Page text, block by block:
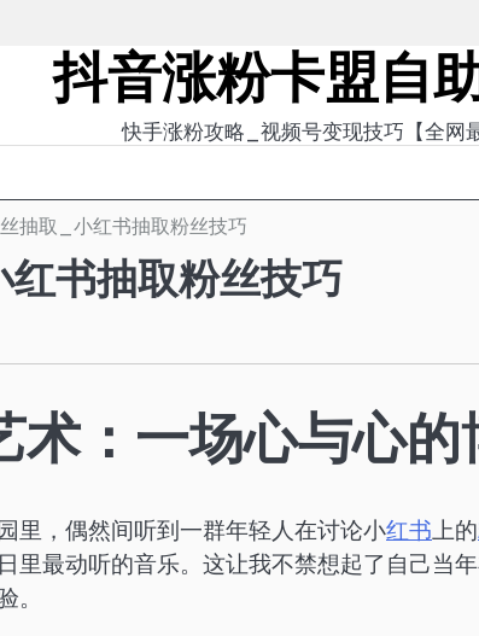
抖音涨粉卡盟自
快手涨粉攻略_视频号变现技巧【全网
抽取_小红书抽取粉丝技巧
书抽取粉丝技巧
术：一场心与心的
里，偶然间听到一群年轻人在讨论小红书上的
里最动听的音乐。这让我不禁想起了自己当